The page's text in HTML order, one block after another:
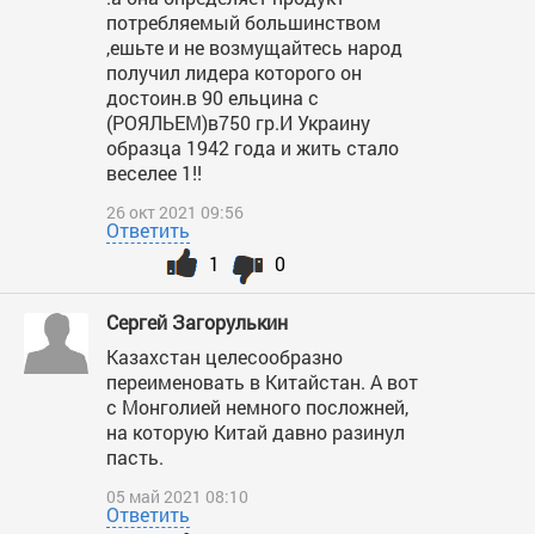
потребляемый большинством
,ешьте и не возмущайтесь народ
получил лидера которого он
достоин.в 90 ельцина с
(РОЯЛЬЕМ)в750 гр.И Украину
образца 1942 года и жить стало
веселее 1!!
26 окт 2021 09:56
Ответить
0
1
Сергей Загорулькин
Казахстан целесообразно
переименовать в Китайстан. А вот
с Монголией немного посложней,
на которую Китай давно разинул
пасть.
05 май 2021 08:10
Ответить